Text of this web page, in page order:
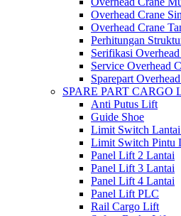
Overhead Crane
Overhead Crane
Perhitungan
Serifikasi
Service Overhead
Sparepart
SPARE PART CARGO
Anti Putus Lift
Guide Shoe
Limit Switch
Limit Switch Pintu
Panel Lift 2 Lantai
Panel Lift 3 Lantai
Panel Lift 4 Lantai
Panel Lift PLC
Rail Cargo Lift